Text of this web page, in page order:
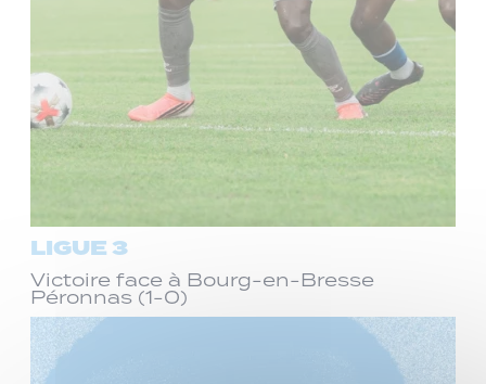
LIGUE 3
Victoire face à Bourg-en-Bresse
Péronnas (1-0)